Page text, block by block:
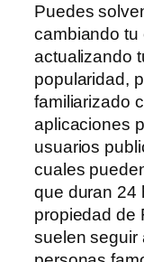
Puedes
cambiando tu
actualizando
popularidad,
familiarizado
aplicaciones
usuarios
cuales
que duran 24
propiedad de
suelen seguir